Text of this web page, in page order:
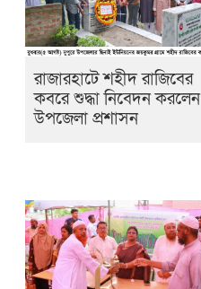
রাজারহাটে শহীদ রাজিবের
কবরে শুদ্ধা নিবেদন করলেন
উপজেলা প্রশাসন